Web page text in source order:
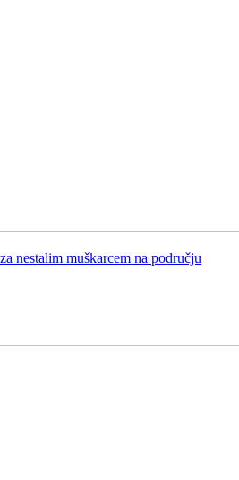
nestalim muškarcem na području